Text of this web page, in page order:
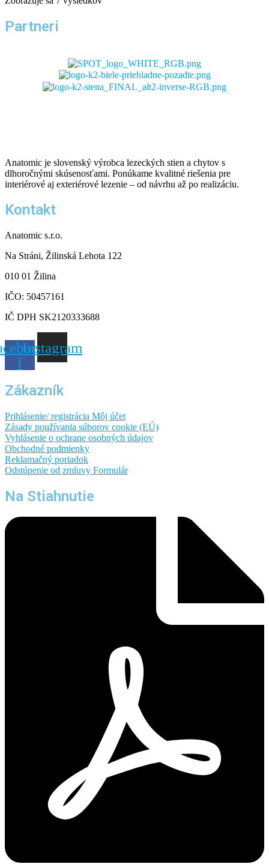
Partneri
Anatomic je slovenský výrobca lezeckých stien a chytov s
dlhoročnými skúsenosťami. Ponúkame kvalitné riešenia pre
interiérové aj exteriérové lezenie – od návrhu až po realizáciu.
Kontakt
Anatomic s.r.o.
Na Stráni, Žilinská Lehota 122
010 01 Žilina
IČO: 50457161
IČ DPH SK2120333688
f
Instagram
Zákazník
Prihlásenie/ registrácia Môj účet
Zásady používania súborov cookie (EÚ)
Vyhlásenie o ochrane osobných údajov
Obchodné podmienky
Reklamačný poriadok
Odstúpenie od zmluvy Formulár
Na Stiahnutie